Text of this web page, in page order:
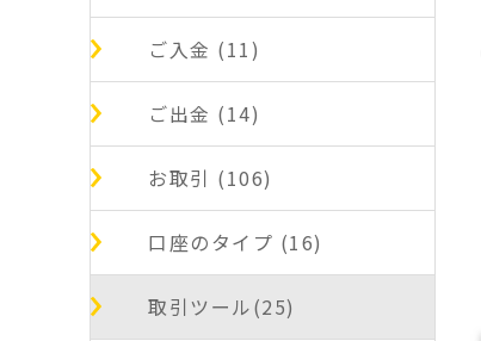
ご入金 (11)
ご出金 (14)
お取引 (106)
口座のタイプ (16)
取引ツール(25)